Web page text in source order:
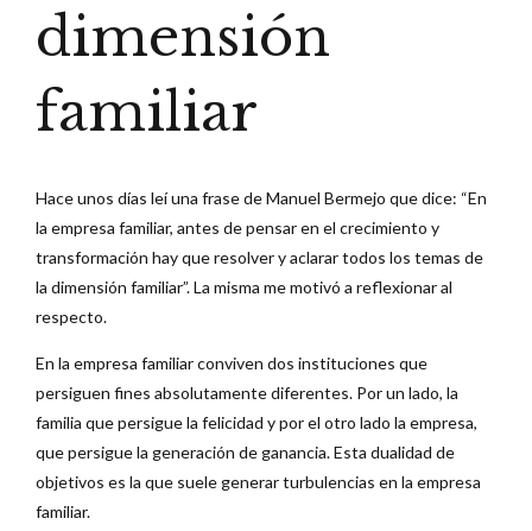
dimensión
familiar
Hace unos días leí una frase de Manuel Bermejo que dice: “En
la empresa familiar, antes de pensar en el crecimiento y
transformación hay que resolver y aclarar todos los temas de
la dimensión familiar”. La misma me motivó a reflexionar al
respecto.
En la empresa familiar conviven dos instituciones que
persiguen fines absolutamente diferentes. Por un lado, la
familia que persigue la felicidad y por el otro lado la empresa,
que persigue la generación de ganancia. Esta dualidad de
objetivos es la que suele generar turbulencias en la empresa
familiar.